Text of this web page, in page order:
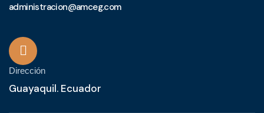
administracion@amceg.com
Dirección
Guayaquil. Ecuador